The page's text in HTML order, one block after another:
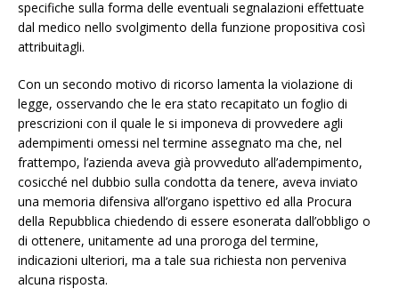
specifiche sulla forma delle eventuali segnalazioni effettuate
dal medico nello svolgimento della funzione propositiva così
attribuitagli.
Con un secondo motivo di ricorso lamenta la violazione di
legge, osservando che le era stato recapitato un foglio di
prescrizioni con il quale le si imponeva di provvedere agli
adempimenti omessi nel termine assegnato ma che, nel
frattempo, l’azienda aveva già provveduto all’adempimento,
cosicché nel dubbio sulla condotta da tenere, aveva inviato
una memoria difensiva all’organo ispettivo ed alla Procura
della Repubblica chiedendo di essere esonerata dall’obbligo o
di ottenere, unitamente ad una proroga del termine,
indicazioni ulteriori, ma a tale sua richiesta non perveniva
alcuna risposta.